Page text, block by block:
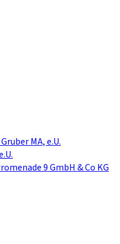
MA, e.U.
9 GmbH & Co KG